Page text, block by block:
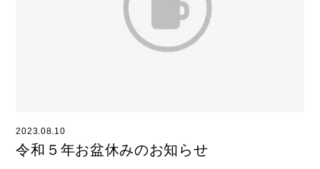
2023.08.10
令和５年お盆休みのお知らせ